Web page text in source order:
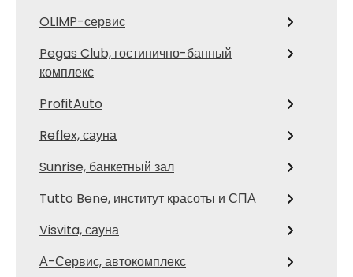
OLIMP-сервис
Pegas Club, гостинично-банный
комплекс
ProfitAuto
Reflex, сауна
Sunrise, банкетный зал
Tutto Bene, институт красоты и СПА
Visvita, сауна
А-Сервис, автокомплекс